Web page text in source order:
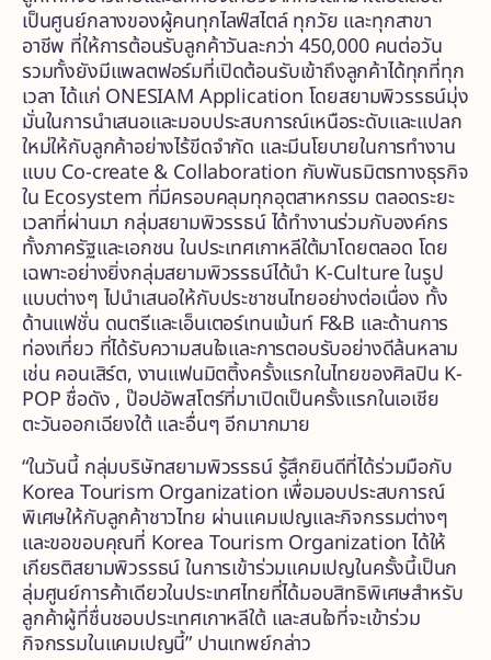
เป็นศูนย์กลางของผู้คนทุกไลฟ์สไตล์ ทุกวัย และทุกสาขา
อาชีพ ที่ให้การต้อนรับลูกค้าวันละกว่า 450,000 คนต่อวัน
รวมทั้งยังมีแพลตฟอร์มที่เปิดต้อนรับเข้าถึงลูกค้าได้ทุกที่ทุก
เวลา ได้แก่ ONESIAM Application โดยสยามพิวรรธน์มุ่ง
มั่นในการนำเสนอและมอบประสบการณ์เหนือระดับและแปลก
ใหม่ให้กับลูกค้าอย่างไร้ขีดจำกัด และมีนโยบายในการทำงาน
แบบ Co-create & Collaboration กับพันธมิตรทางธุรกิจ
ใน Ecosystem ที่มีครอบคลุมทุกอุตสาหกรรม ตลอดระยะ
เวลาที่ผ่านมา กลุ่มสยามพิวรรธน์ ได้ทำงานร่วมกับองค์กร
ทั้งภาครัฐและเอกชน ในประเทศเกาหลีใต้มาโดยตลอด โดย
เฉพาะอย่างยิ่งกลุ่มสยามพิวรรธน์ได้นำ K-Culture ในรูป
แบบต่างๆ ไปนำเสนอให้กับประชาชนไทยอย่างต่อเนื่อง ทั้ง
ด้านแฟชั่น ดนตรีและเอ็นเตอร์เทนเม้นท์ F&B และด้านการ
ท่องเที่ยว ที่ได้รับความสนใจและการตอบรับอย่างดีล้นหลาม
เช่น คอนเสิร์ต, งานแฟนมิตติ้งครั้งแรกในไทยของศิลปิน K-
POP ชื่อดัง , ป๊อปอัพสโตร์ที่มาเปิดเป็นครั้งแรกในเอเชีย
ตะวันออกเฉียงใต้ และอื่นๆ อีกมากมาย
“ในวันนี้ กลุ่มบริษัทสยามพิวรรธน์ รู้สึกยินดีที่ได้ร่วมมือกับ
Korea Tourism Organization เพื่อมอบประสบการณ์
พิเศษให้กับลูกค้าชาวไทย ผ่านแคมเปญและกิจกรรมต่างๆ
และขอขอบคุณที่ Korea Tourism Organization ได้ให้
เกียรติสยามพิวรรธน์ ในการเข้าร่วมแคมเปญในครั้งนี้เป็นก
ลุ่มศูนย์การค้าเดียวในประเทศไทยที่ได้มอบสิทธิพิเศษสำหรับ
ลูกค้าผู้ที่ชื่นชอบประเทศเกาหลีใต้ และสนใจที่จะเข้าร่วม
กิจกรรมในแคมเปญนี้” ปานเทพย์กล่าว